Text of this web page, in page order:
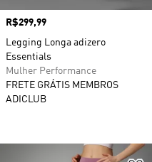
Preço
R$299,99
Legging Longa adizero
Essentials
Mulher Performance
FRETE GRÁTIS MEMBROS
ADICLUB